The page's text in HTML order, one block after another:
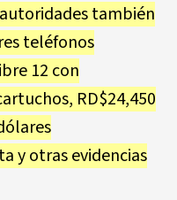
también
teléfonos
12 con
RD$24,450
y otras evidencias